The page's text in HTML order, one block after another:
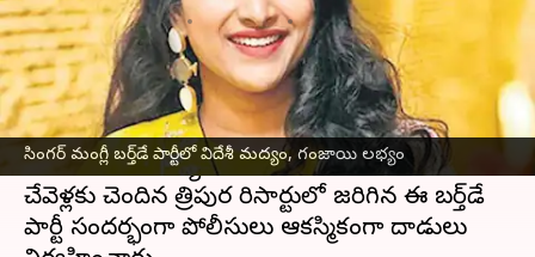
సింగర్‌ మంగ్లీ బర్త్‌డే పార్టీలో విదేశీ మద్యం, గంజాయి లభ్యం
వ్రాసిన వారు Sirish Praharaju Jun 11, 2025 12:48 pm
ఈ వార్తాకథనం ఏంటి
ప్రముఖటాలీవుడ్గాయని మంగ్లీ పుట్టినరోజు
వేడుకలు అనూహ్యంగా వివాదానికి దారి తీసాయి.
చేవెళ్లకు చెందిన త్రిపుర రిసార్టులో జరిగిన ఈ బర్త్‌డే
పార్టీ సందర్భంగా పోలీసులు ఆకస్మికంగా దాడులు